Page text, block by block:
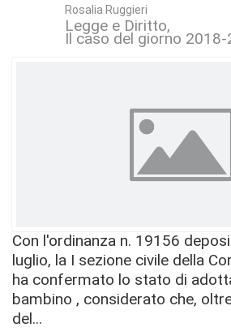
Rosalia Ruggieri
Legge e Diritto
Il caso del giorno
Con l'ordinanza n. 19156
luglio, la I sezione civile della
ha confermato lo stato di
bambino , considerato che,
del...